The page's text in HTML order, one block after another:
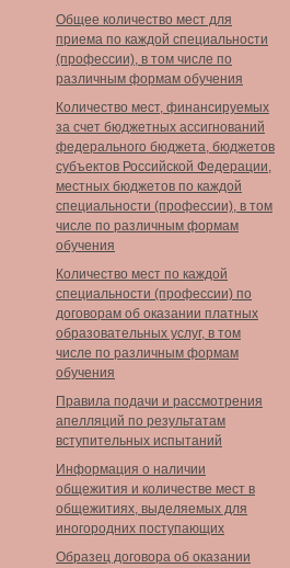
Общее количество мест для
приема по каждой специальности
(профессии), в том числе по
различным формам обучения
Количество мест, финансируемых
за счет бюджетных ассигнований
федерального бюджета, бюджетов
субъектов Российской Федерации,
местных бюджетов по каждой
специальности (профессии), в том
числе по различным формам
обучения
Количество мест по каждой
специальности (профессии) по
договорам об оказании платных
образовательных услуг, в том
числе по различным формам
обучения
Правила подачи и рассмотрения
апелляций по результатам
вступительных испытаний
Информация о наличии
общежития и количестве мест в
общежитиях, выделяемых для
иногородних поступающих
Образец договора об оказании